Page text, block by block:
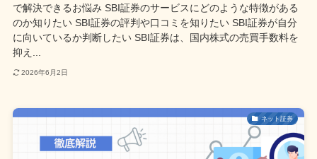
で解決できるお悩み SBI証券のサービスにどのような特徴がある
のか知りたい SBI証券の評判や口コミを知りたい SBI証券が自分
に向いているか判断したい SBI証券は、国内株式の売買手数料を
抑え...
2026年6月2日
ネット証券